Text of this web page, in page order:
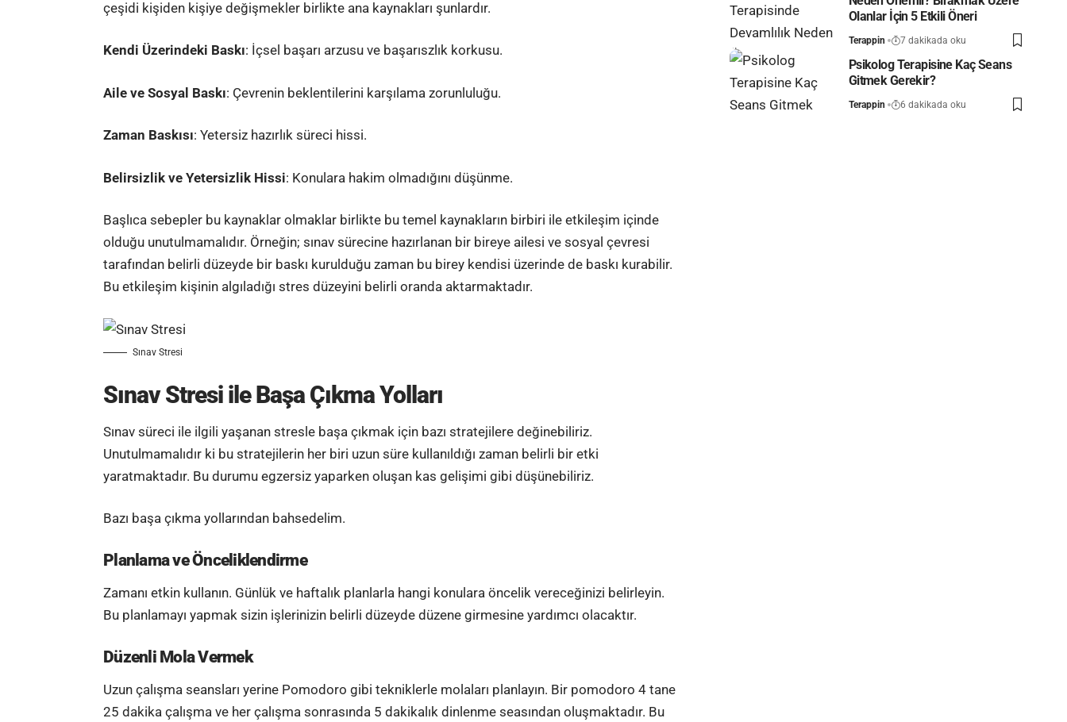
çeşidi kişiden kişiye değişmekler birlikte ana kaynakları şunlardır.
Kendi Üzerindeki Baskı: İçsel başarı arzusu ve başarıszlık korkusu.
Aile ve Sosyal Baskı: Çevrenin beklentilerini karşılama zorunluluğu.
Zaman Baskısı: Yetersiz hazırlık süreci hissi.
Belirsizlik ve Yetersizlik Hissi: Konulara hakim olmadığını düşünme.
Başlıca sebepler bu kaynaklar olmaklar birlikte bu temel kaynakların birbiri ile etkileşim içinde
olduğu unutulmamalıdır. Örneğin; sınav sürecine hazırlanan bir bireye ailesi ve sosyal çevresi
tarafından belirli düzeyde bir baskı kurulduğu zaman bu birey kendisi üzerinde de baskı kurabilir.
Bu etkileşim kişinin algıladığı stres düzeyini belirli oranda aktarmaktadır.
Sınav Stresi
Sınav Stresi ile Başa Çıkma Yolları
Sınav süreci ile ilgili yaşanan stresle başa çıkmak için bazı stratejilere değinebiliriz.
Unutulmamalıdır ki bu stratejilerin her biri uzun süre kullanıldığı zaman belirli bir etki
yaratmaktadır. Bu durumu egzersiz yaparken oluşan kas gelişimi gibi düşünebiliriz.
Bazı başa çıkma yollarından bahsedelim.
Planlama ve Önceliklendirme
Zamanı etkin kullanın. Günlük ve haftalık planlarla hangi konulara öncelik vereceğinizi belirleyin.
Bu planlamayı yapmak sizin işlerinizin belirli düzeyde düzene girmesine yardımcı olacaktır.
Düzenli Mola Vermek
Uzun çalışma seansları yerine Pomodoro gibi tekniklerle molaları planlayın. Bir pomodoro 4 tane
25 dakika çalışma ve her çalışma sonrasında 5 dakikalık dinlenme seasından oluşmaktadır. Bu
Olanlar İçin 5 Etkili Öneri
Terappin 7 dakikada oku
Psikolog Terapisine Kaç Seans
Gitmek Gerekir?
Terappin 6 dakikada oku